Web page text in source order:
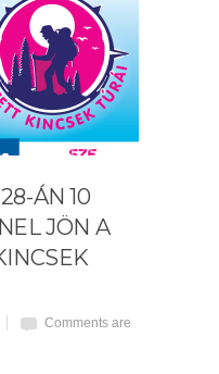
ÁN 10
JÖN A
Comments are